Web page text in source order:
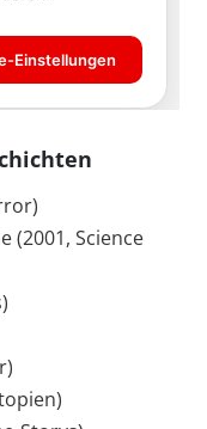
(2001, Science